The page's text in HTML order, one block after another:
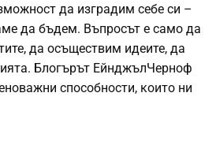
да изградим себе си –
да бъдем. Въпросът е само да
да осъществим идеите, да
Блогърът ЕйнджълЧерноф
способности, които ни